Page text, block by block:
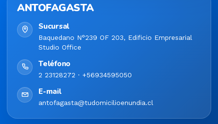
ANTOFAGASTA
Sucursal
Baquedano N°239 OF 203, Edificio Empresarial
Studio Office
Teléfono
2 23128272 · +56934595050
E-mail
antofagasta@tudomicilioenundia.cl